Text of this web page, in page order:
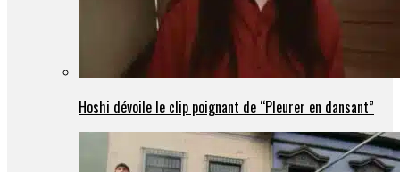
Hoshi dévoile le clip poignant de “Pleurer en dansant”